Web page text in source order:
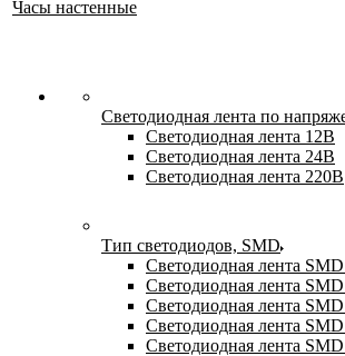
Часы настенные
Светодиодная лента по
Светодиодная лента 12В
Светодиодная лента 24В
Светодиодная лента 220В
Тип светодиодов, SMD
Cветодиодная лента
Светодиодная лента
Светодиодная лента
Светодиодная лента
Светодиодная лента